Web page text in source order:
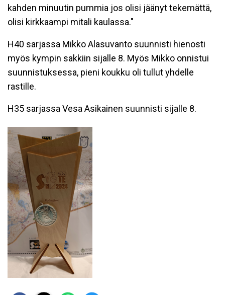
kahden minuutin pummia jos olisi jäänyt tekemättä,
olisi kirkkaampi mitali kaulassa."
H40 sarjassa Mikko Alasuvanto suunnisti hienosti
myös kympin sakkiin sijalle 8. Myös Mikko onnistui
suunnistuksessa, pieni koukku oli tullut yhdelle
rastille.
H35 sarjassa Vesa Asikainen suunnisti sijalle 8.